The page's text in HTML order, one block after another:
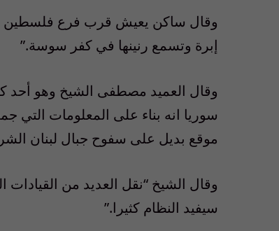
وقال ساكن يعيش قرب فرع فلسطين
إبرة وتسمع رنينها في كفر سوسة.”
وقال العميد مصطفى الشيخ وهو
سوريا انه بناء على المعلومات التي
موقع بديل على سفوح جبال لبنان
وقال الشيخ “نقل العديد من
سيفيد النظام كثيرا.”